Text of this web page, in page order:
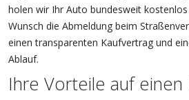
holen wir Ihr Auto bundesweit
Wunsch die Abmeldung beim
einen transparenten Kaufvertrag und
Ablauf.
Ihre Vorteile auf einen